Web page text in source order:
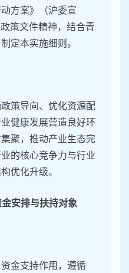
方案》（沪委宣
策文件精神，结合青
定本实施细则。
策导向、优化资源配
健康发展营造良好环
聚，推动产业生态完
的核心竞争力与行业
优化升级。
安排与扶持对象
金支持作用，遵循